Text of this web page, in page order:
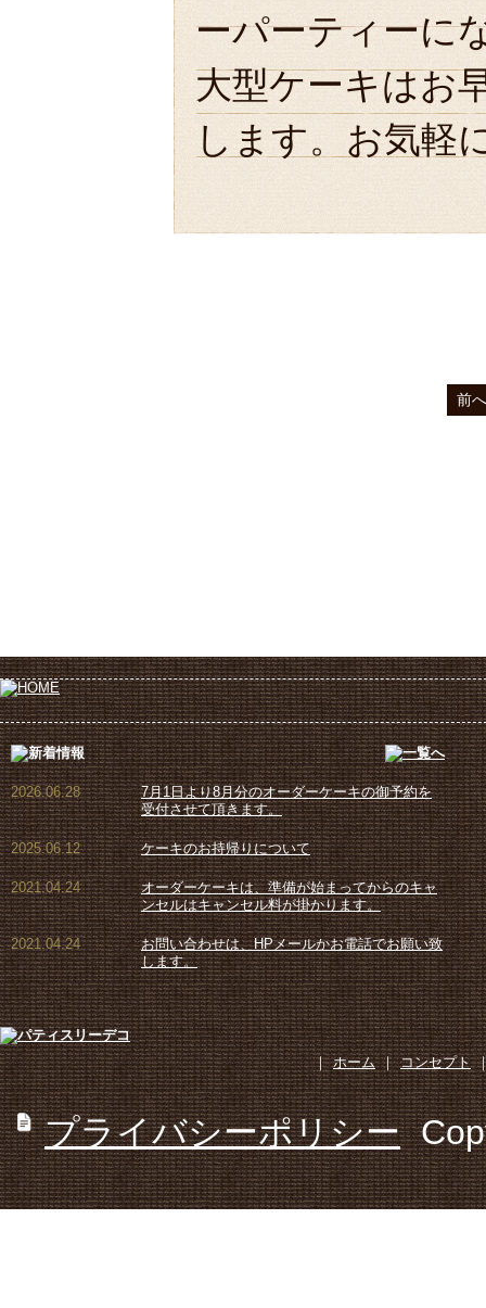
ーパーティーに
大型ケーキはお
します。お気軽
前へ
2026.06.28
7月1日より8月分のオーダーケーキの御予約を
受付させて頂きます。
2025.06.12 ケーキのお持帰りについて
2021.04.24
オーダーケーキは、準備が始まってからのキャ
ンセルはキャンセル料が掛かります。
2021.04.24
お問い合わせは、HPメールかお電話でお願い致
します。
｜ ホーム ｜ コンセプト
プライバシーポリシー